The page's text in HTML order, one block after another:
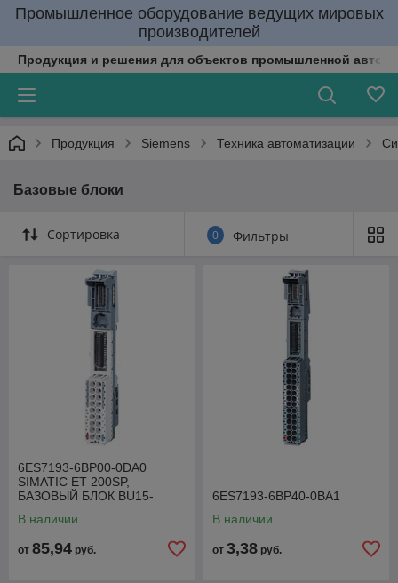
Промышленное оборудование ведущих мировых
производителей
Продукция и решения для объектов промышленной
Продукция Siemens Техника автоматизации
Базовые блоки
Сортировка 0 Фильтры
6ES7193-6BP00-0DA0
SIMATIC ET 200SP,
БАЗОВЫЙ БЛОК BU15-
ВТЫЧНЫЕ КЛЕММЫ, БЕЗ
В наличии
от 85,94 руб.
6ES7193-6BP40-0BA1
В наличии
от 3,38 руб.